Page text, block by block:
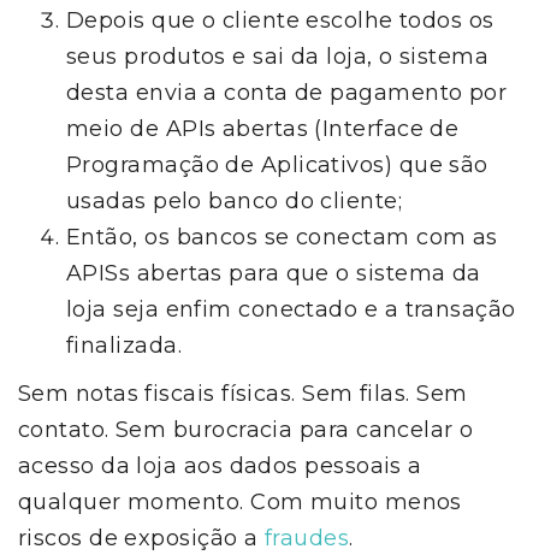
Depois que o cliente escolhe todos os
seus produtos e sai da loja, o sistema
desta envia a conta de pagamento por
meio de APIs abertas (Interface de
Programação de Aplicativos) que são
usadas pelo banco do cliente;
Então, os bancos se conectam com as
APISs abertas para que o sistema da
loja seja enfim conectado e a transação
finalizada.
Sem notas fiscais físicas. Sem filas. Sem
contato. Sem burocracia para cancelar o
acesso da loja aos dados pessoais a
qualquer momento. Com muito menos
riscos de exposição a fraudes.